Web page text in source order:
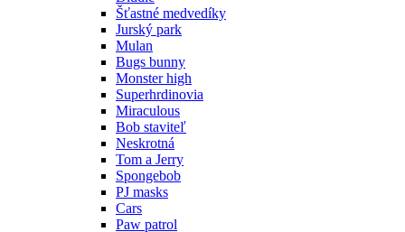
Šťastné medvedíky
Jurský park
Mulan
Bugs bunny
Monster high
Superhrdinovia
Miraculous
Bob staviteľ
Neskrotná
Tom a Jerry
Spongebob
PJ masks
Cars
Paw patrol